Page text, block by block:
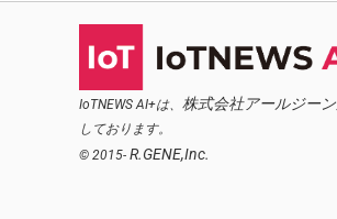
IoTNEWS AI+は、 株式会社アールジーン
しております。
© 2015- R.GENE,Inc.